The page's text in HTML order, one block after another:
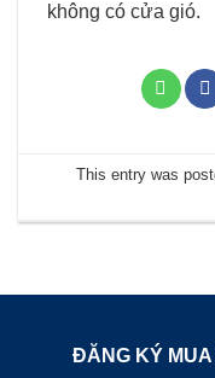
không có cửa gió.
This entry was
ĐĂNG KÝ MUA